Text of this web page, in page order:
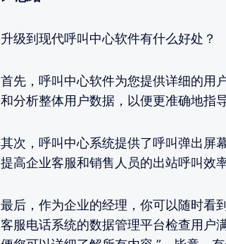
升级到现代呼叫中心软件有什么好处？
首先，呼叫中心软件为您提供详细的用
和分析整体用户数据，以便更准确地指
其次，呼叫中心系统提供了呼叫弹出屏
提高企业客服和销售人员的出站呼叫效率
最后，作为企业的经理，你可以随时看
客服电话系统的数据管理平台检查用户